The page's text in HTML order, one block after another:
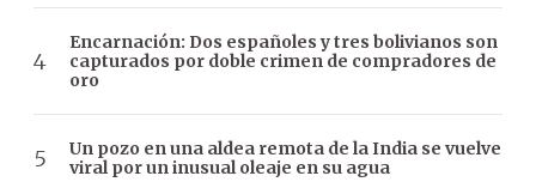
Encarnación: Dos españoles y tres bolivianos son
capturados por doble crimen de compradores de
oro
Un pozo en una aldea remota de la India se vuelve
viral por un inusual oleaje en su agua